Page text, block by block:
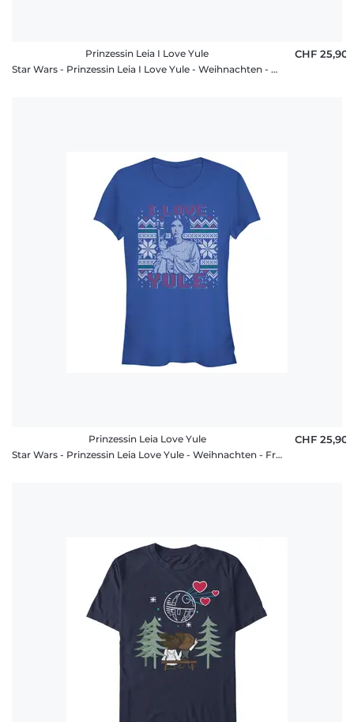
Prinzessin Leia I Love Yule
Star Wars - Prinzessin Leia I Love Yule - Weihnachten - Frauen T-Shirt
CHF 25,90
Prinzessin Leia Love Yule
Star Wars - Prinzessin Leia Love Yule - Weihnachten - Frauen T-Shirt
CHF 25,90